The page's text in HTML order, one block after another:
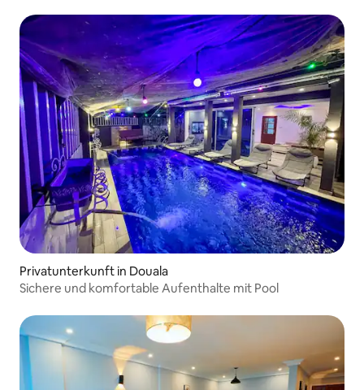
Privatunterkunft in Douala
Sichere und komfortable Aufenthalte mit Pool